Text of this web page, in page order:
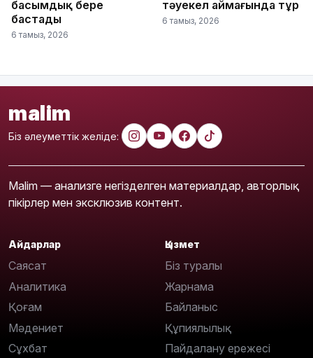
басымдық бере
бастады
6 тамыз, 2026
тәуекел аймағында тұр
6 тамыз, 2026
malim
Біз әлеуметтік желіде:
Malim — анализге негізделген материалдар, авторлық
пікірлер мен эксклюзив контент.
Айдарлар
Саясат
Аналитика
Қоғам
Мәдениет
Сұхбат
Қызмет
Біз туралы
Жарнама
Байланыс
Құпиялылық
Пайдалану ережесі